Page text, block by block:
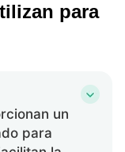
para
un
para